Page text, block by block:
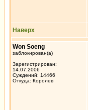
Наверх
Won Soeng
заблокирован(а)
Зарегистрирован:
14.07.2006
Суждений: 14466
Откуда: Королев